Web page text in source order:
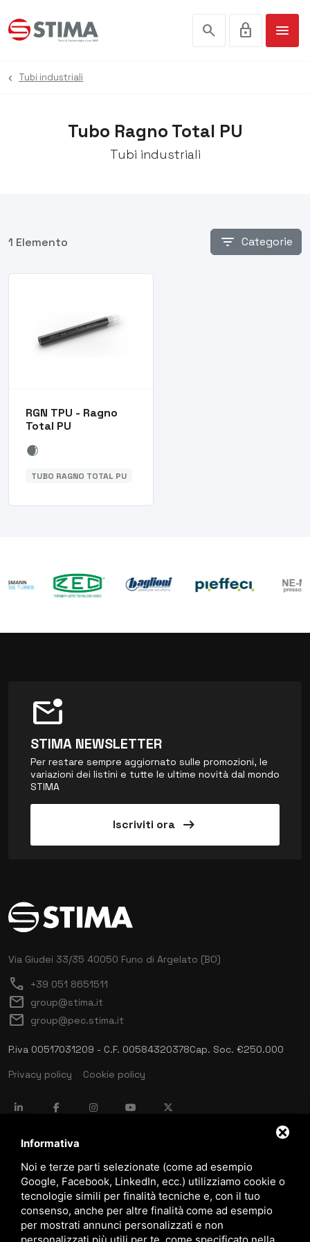
search lock menu
Tubo Ragno Total PU
Tubi industriali
Tubi industriali
1 Elemento filter_list Categorie
RGN TPU - Ragno
Total PU
TUBO RAGNO TOTAL PU
mark_email_unread
STIMA NEWSLETTER
Per restare sempre aggiornato sulle promozioni, le
variazioni dei listini e tutte le ultime novità dal mondo
STIMA
Iscriviti ora arrow_right_alt
Via Giudei 33/35 40050 Funo di Argelato (BO)
call +39 051 8651511
mail group@stima.it
mail group@pec.stima.it
P.iva 00517031209 - C.F. 00584320378Cap. Soc. €250.000
Privacy policy
Cookie policy
language ITALIANO
download Catalogo Stima
download Politica qualità e sicurezza
Informativa
Noi e terze parti selezionate (come ad esempio
Google, Facebook, LinkedIn, ecc.) utilizziamo cookie o
tecnologie simili per finalità tecniche e, con il tuo
consenso, anche per altre finalità come ad esempio
per mostrati annunci personalizzati e non